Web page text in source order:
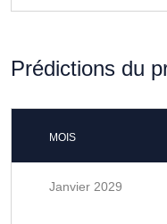
Prédictions du
MOIS
Janvier 2029